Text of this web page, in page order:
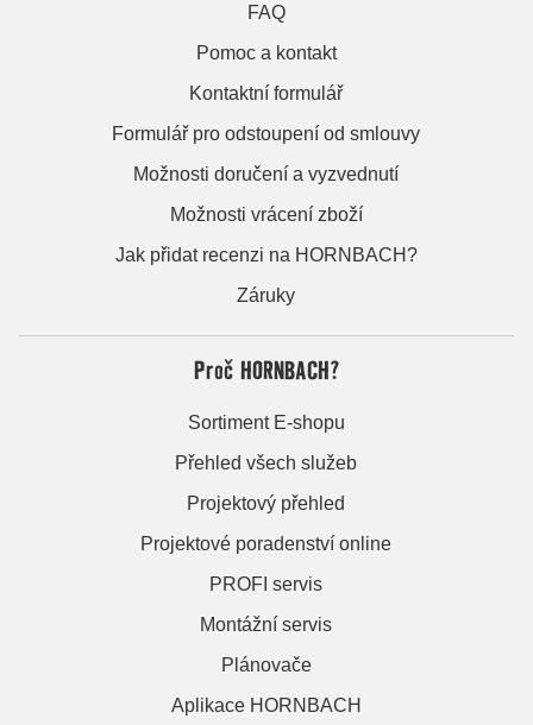
FAQ
Pomoc a kontakt
Kontaktní formulář
Formulář pro odstoupení od smlouvy
Možnosti doručení a vyzvednutí
Možnosti vrácení zboží
Jak přidat recenzi na HORNBACH?
Záruky
Proč HORNBACH?
Sortiment E-shopu
Přehled všech služeb
Projektový přehled
Projektové poradenství online
PROFI servis
Montážní servis
Plánovače
Aplikace HORNBACH